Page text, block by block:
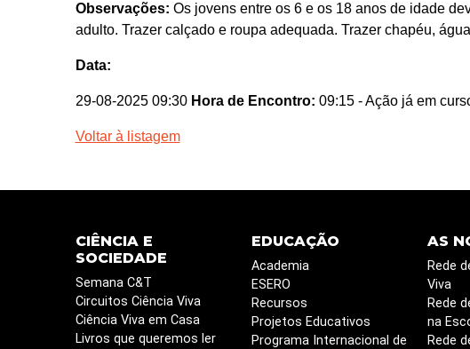
Observações: Os jovens entre os 6 e os 18 anos de idade
adulto. Trazer calçado e roupa adequada. Trazer chapéu,
Data:
29-08-2025 09:30 Hora de Encontro: 09:15 - Ação já em
Voltar à listagem
CIÊNCIA E
SOCIEDADE
Semana C&T
Circuitos Ciência Viva
Ciência Viva em Casa
Livros que queremos ler
EDUCAÇÃO
Academia
ESERO
Recursos
Projetos Educativos
Programa Internacional de
AS
Rede
Viva
Rede
na
Rede